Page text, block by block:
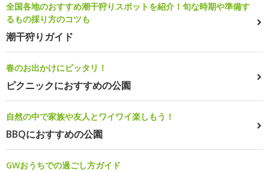
全国各地のおすすめ潮干狩りスポットを紹介！旬な時期や準備す
るもの採り方のコツも
潮干狩りガイド
春のお出かけにピッタリ！
ピクニックにおすすめの公園
自然の中で家族や友人とワイワイ楽しもう！
BBQにおすすめの公園
GWおうちでの過ごし方ガイド